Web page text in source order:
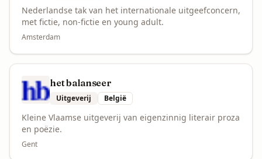
Nederlandse tak van het internationale uitgeefconcern,
met fictie, non-fictie en young adult.
Amsterdam
het balanseer
Uitgeverij België
Kleine Vlaamse uitgeverij van eigenzinnig literair proza
en poëzie.
Gent